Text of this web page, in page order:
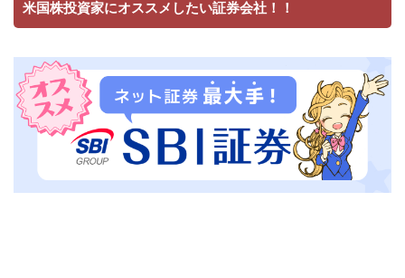
米国株投資家にオススメしたい証券会社！！